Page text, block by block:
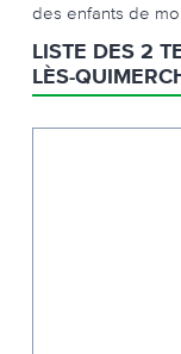
des enfants de
LISTE DES 2
LÈS-